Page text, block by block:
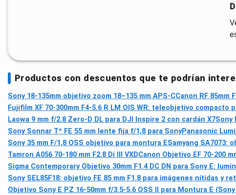
Productos con descuentos que te podrían
Sony 18-135mm objetivo zoom 18–135 mm APS-CCanon RF 85mm
Fujifilm XF 70-300mm F4-5.6 R LM OIS WR: teleobjetivo
Laowa 9 mm f/2.8 Zero-D DL para DJI Inspire 2 con cardán X7Sony
Sony Sonnar T* FE 55 mm lente fija f/1,8 para SonyPanasonic
Sony 35 mm F/1,8 OSS objetivo para montura ESamyang SA7073:
Tamron A056 70‑180 mm F2.8 Di III VXDCanon Objetivo EF 70-200
Sigma Contemporary Objetivo 30mm F1.4 DC DN para Sony E:
Sony SEL85F18: objetivo FE 85 mm F1.8 para imágenes nítidas y
Objetivo Sony E PZ 16-50mm f/3.5-5.6 OSS II para Montura E